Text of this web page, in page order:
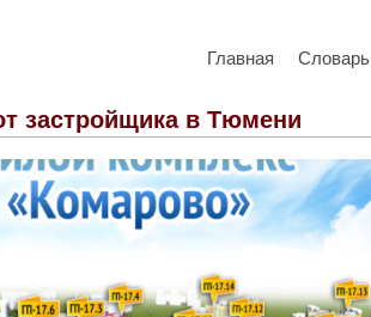
Главная Словарь
застройщика в Тюмени